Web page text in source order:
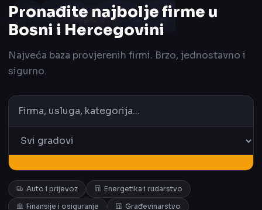
Pronađite najbolje firme u
Bosni i Hercegovini
Najveća baza provjerenih firmi. Brzo, jednostavno i
sigurno.
Auto i prijevoz
Energetika i rudarstvo
Finansije i osiguranje
Građevinarstvo